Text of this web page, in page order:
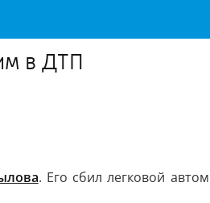
в ДТП
. Его сбил легковой